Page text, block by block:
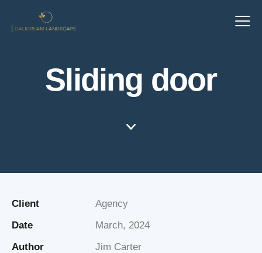
Sliding door
Client
Agency
Date
March, 2024
Author
Jim Carter